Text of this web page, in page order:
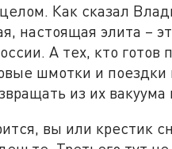
Как сказал
настоящая элита –
А тех, кто готов
шмотки и поездки
из их вакуума
вы или крестик